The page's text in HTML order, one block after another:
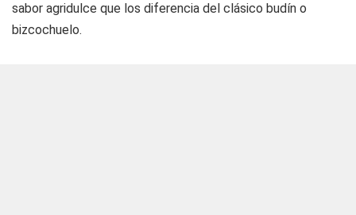
sabor agridulce que los diferencia del clásico budín o
bizcochuelo.